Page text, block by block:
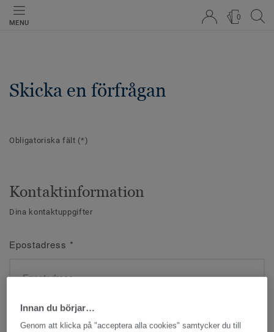
MENU
0
Skicka en förfrågan
Obligatoriska fält (*)
Kontaktinformation
Dina kontaktuppgifter
Epostadress *
Namn*
Innan du börjar…
Genom att klicka på "acceptera alla cookies" samtycker du till